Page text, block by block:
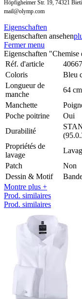
Höpfigheimer Str. 19, 74321
mail@olymp.com
Eigenschaften
Eigenschaften ansehen
Fermer menu
Eigenschaften
Réf. d'article
Coloris
Bleu
Longueur de
manche
64
Manchette
Poche poitrine
Oui
Durabilité
Propriétés de
lavage
Patch
Non
Dessin & Motif
Montre plus +
Prod. similaires
Prod. similaires